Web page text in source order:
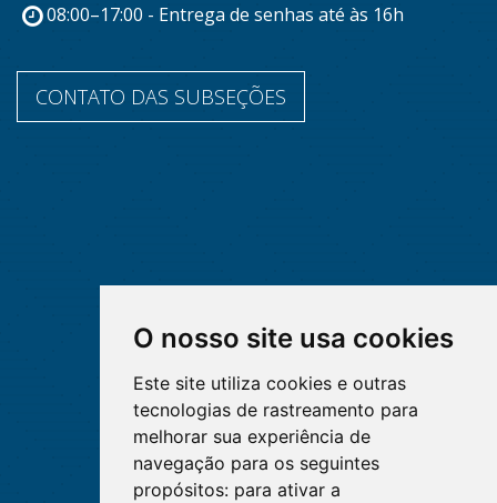
O nosso site usa cookies
Este site utiliza cookies e outras
tecnologias de rastreamento para
melhorar sua experiência de
navegação para os seguintes
propósitos: para ativar a
08:00–17:00 - Entrega de senhas até às 16h
CONTATO DAS SUBSEÇÕES